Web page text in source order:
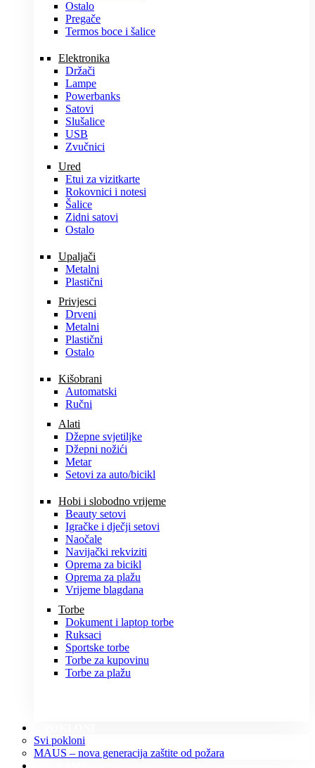
Ostalo
Pregače
Termos boce i šalice
Elektronika
Držači
Lampe
Powerbanks
Satovi
Slušalice
USB
Zvučnici
Ured
Etui za vizitkarte
Rokovnici i notesi
Šalice
Zidni satovi
Ostalo
Upaljači
Metalni
Plastični
Privjesci
Drveni
Metalni
Plastični
Ostalo
Kišobrani
Automatski
Ručni
Alati
Džepne svjetiljke
Džepni nožići
Metar
Setovi za auto/bicikl
Hobi i slobodno vrijeme
Beauty setovi
Igračke i dječji setovi
Naočale
Navijački rekviziti
Oprema za bicikl
Oprema za plažu
Vrijeme blagdana
Torbe
Dokument i laptop torbe
Ruksaci
Sportske torbe
Torbe za kupovinu
Torbe za plažu
Svi pokloni
MAUS – nova generacija zaštite od požara